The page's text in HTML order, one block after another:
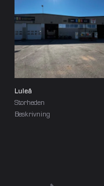
Luleå
Storheden
Beskrivning